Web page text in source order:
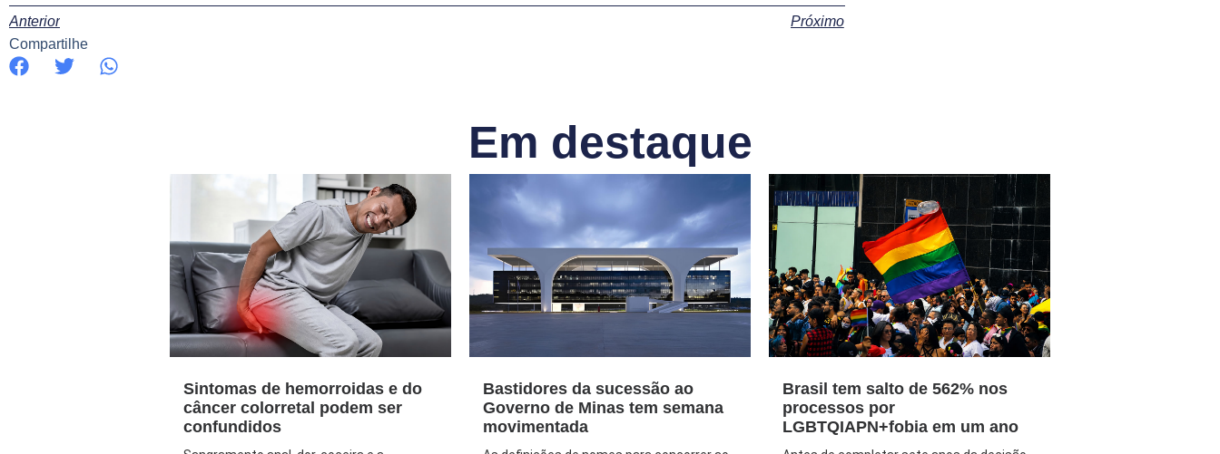
Anterior
Próximo
Compartilhe
Em destaque
Sintomas de hemorroidas e do
câncer colorretal podem ser
confundidos
Bastidores da sucessão ao
Governo de Minas tem semana
movimentada
Brasil tem salto de 562% nos
processos por
LGBTQIAPN+fobia em um ano